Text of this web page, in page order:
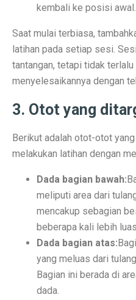
Amazfit Buka
Siap Kalahkan
Elon Musk Jadi
3
TECNO Pova 6
Perbandingan
Pesan Awal
Contoh Soal
Ternyata Ini
Realme 15
IMX 2025
kembali ke posisi awal.
Saat mulai terbiasa,
latihan pada setiap sesi.
tantangan, tetapi tidak
menyelesaikannya dengan
3. Otot yang
Berikut adalah otot-otot
melakukan latihan dengan
Dada bagian bawah:
meliputi area dari
mencakup sebagian
beberapa kali lebih
Dada bagian atas:
yang meluas dari
Bagian ini berada di
dada.